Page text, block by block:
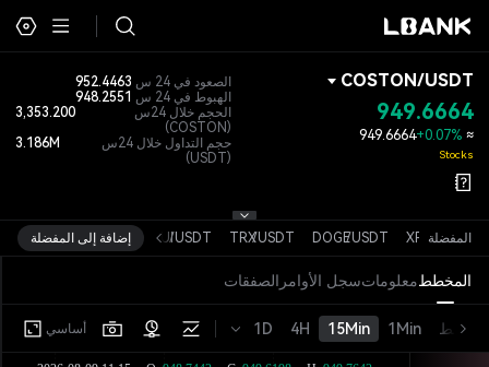
COSTON/USDT
949.6664
≈
949.6664+0.07%
Stocks
الصعود في 24 س
952.4463
الهبوط في 24 س
948.2551
الحجم خلال 24س
(COSTON)
3,353.200
حجم التداول خلال 24س
(USDT)
3.186M
المفضلةXRP/USDT
DOGE/USDT
TRX/USDT
SUI/USDT إضافة إلى المفضلة
المخططمعلوماتسجل الأوامر الصفقات
خط 1Min
15Min
4H
1D أساسي